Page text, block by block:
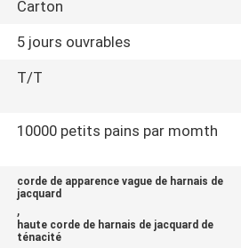
Carton
5 jours ouvrables
T/T
10000 petits pains par momth
corde de apparence vague de harnais de
jacquard
,
haute corde de harnais de jacquard de
ténacité